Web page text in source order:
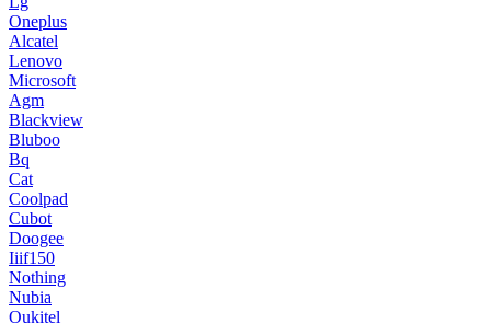
Oneplus
Alcatel
Lenovo
Microsoft
Agm
Blackview
Bluboo
Bq
Cat
Coolpad
Cubot
Doogee
Iiif150
Nothing
Nubia
Oukitel